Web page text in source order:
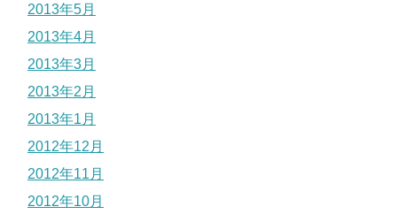
2013年5月
2013年4月
2013年3月
2013年2月
2013年1月
2012年12月
2012年11月
2012年10月